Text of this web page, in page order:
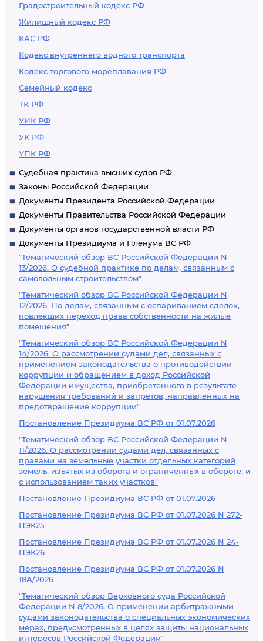
Градостроительный кодекс РФ
Жилищный кодекс РФ
КАС РФ
Кодекс внутреннего водного транспорта
Кодекс торгового мореплавания РФ
Семейный кодекс
ТК РФ
УИК РФ
УК РФ
УПК РФ
Судебная практика высших судов РФ
Законы Российской Федерации
Документы Президента Российской Федерации
Документы Правительства Российской Федерации
Документы органов государственной власти РФ
Документы Президиума и Пленума ВС РФ
"Тематический обзор ВС Российской Федерации N
13/2026. О судебной практике по делам, связанным с
самовольным строительством"
"Тематический обзор ВС Российской Федерации N
12/2026. По делам, связанным с оспариванием сделок,
повлекших переход права собственности на жилые
помещения"
"Тематический обзор ВС Российской Федерации N
14/2026. О рассмотрении судами дел, связанных с
применением законодательства о противодействии
коррупции и обращением в доход Российской
Федерации имущества, приобретенного в результате
нарушения требований и запретов, направленных на
предотвращение коррупции"
Постановление Президиума ВС РФ от 01.07.2026
"Тематический обзор ВС Российской Федерации N
11/2026. О рассмотрении судами дел, связанных с
правами на земельные участки отдельных категорий
земель, изъятых из оборота и ограниченных в обороте, и
с использованием таких участков"
Постановление Президиума ВС РФ от 01.07.2026
Постановление Президиума ВС РФ от 01.07.2026 N 272-
ПЭК25
Постановление Президиума ВС РФ от 01.07.2026 N 24-
ПЭК26
Постановление Президиума ВС РФ от 01.07.2026 N
18А/2026
"Тематический обзор Верховного суда Российской
Федерации N 8/2026. О применении арбитражными
судами законодательства о специальных экономических
мерах, предусмотренных в целях защиты национальных
интересов Российской Федерации"